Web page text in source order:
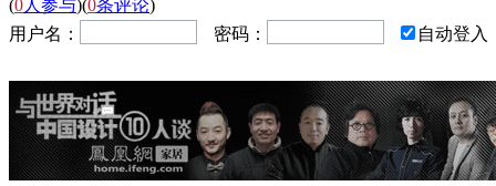
(0人参与)(0条评论)
用户名：
密码： 自动登入